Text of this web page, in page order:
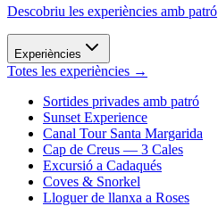
Descobriu les experiències amb patró
Experiències
Totes les experiències →
Sortides privades amb patró
Sunset Experience
Canal Tour Santa Margarida
Cap de Creus — 3 Cales
Excursió a Cadaqués
Coves & Snorkel
Lloguer de llanxa a Roses